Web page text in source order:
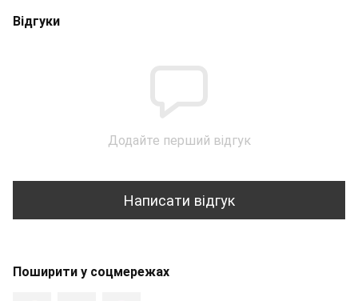
Відгуки
Додайте перший відгук
Написати відгук
Поширити у соцмережах